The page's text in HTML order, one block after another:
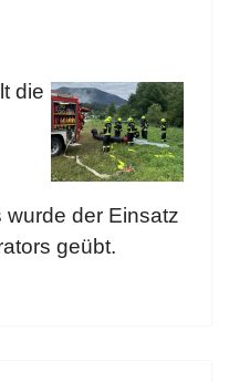
die
der Einsatz
geübt.